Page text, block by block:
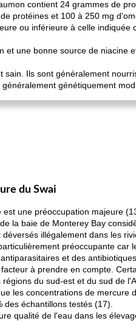
contient 24 grammes de
protéines et 100 à 250 mg
ou inférieure à celle
et une bonne source de niacine
Ils sont généralement
génétiquement
du Swai
une préoccupation majeure
la baie de Monterey Bay
illégalement dans les
préoccupante
et des antibiotiques.
à prendre en compte.
du sud-est et du sud de
les concentrations de
échantillons testés (17).
qualité de l'eau dans les